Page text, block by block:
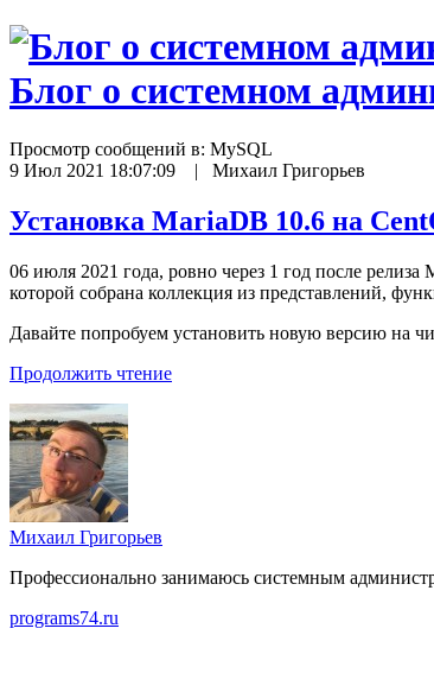
Блог о системном
Просмотр сообщений в: MySQL
9 Июл 2021 18:07:09 | Михаил Григорьев
Установка MariaDB 10.6 на
06 июля 2021 года, ровно через 1 год после
которой собрана коллекция из представлений,
Давайте попробуем установить новую версию на
Продолжить чтение
Михаил Григорьев
Профессионально занимаюсь системным
programs74.ru